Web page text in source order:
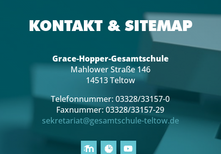
KONTAKT & SITEMAP
Grace-Hopper-Gesamtschule
Mahlower Straße 146
14513 Teltow
Telefonnummer: 03328/33157-0
Faxnummer: 03328/33157-29
sekretariat@gesamtschule-teltow.de